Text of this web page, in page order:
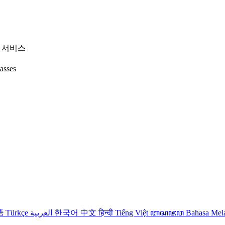
비스
Türkçe 한국어 中文हिन्दी Tiếng Việt ꦧꦱꦗꦮ Bahasa